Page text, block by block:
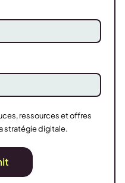
ressources et offres
stratégie digitale.